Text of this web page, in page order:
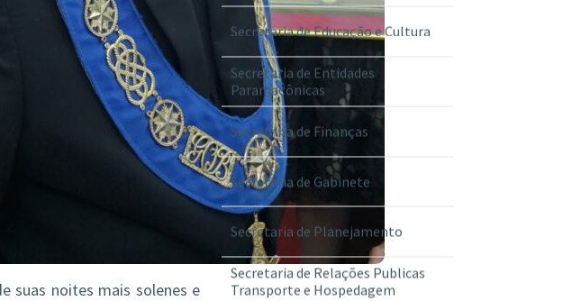
suas noites mais solenes e
Secretaria de Educação e Cultura
Secretaria de Entidades
Paramaçônicas
Secretaria de Finanças
Secretaria de Gabinete
Secretaria de Planejamento
Secretaria de Relações Publicas
Transporte e Hospedagem